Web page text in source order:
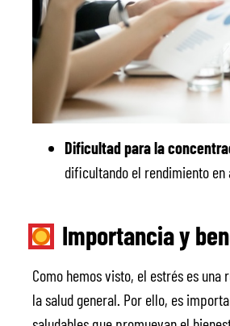
Dificultad para la
dificultando el rendimiento en
Importancia y
Como hemos visto, el estrés es
la salud general. Por ello, es